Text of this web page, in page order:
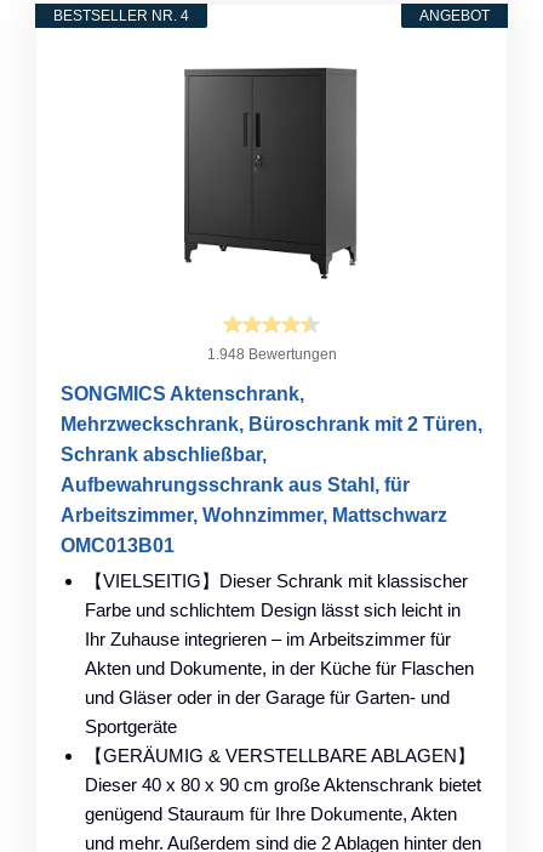
ANGEBOT
BESTSELLER NR. 4
1.948 Bewertungen
SONGMICS Aktenschrank,
Mehrzweckschrank, Büroschrank mit 2 Türen,
Schrank abschließbar,
Aufbewahrungsschrank aus Stahl, für
Arbeitszimmer, Wohnzimmer, Mattschwarz
OMC013B01
【VIELSEITIG】Dieser Schrank mit klassischer
Farbe und schlichtem Design lässt sich leicht in
Ihr Zuhause integrieren – im Arbeitszimmer für
Akten und Dokumente, in der Küche für Flaschen
und Gläser oder in der Garage für Garten- und
Sportgeräte
【GERÄUMIG & VERSTELLBARE ABLAGEN】
Dieser 40 x 80 x 90 cm große Aktenschrank bietet
genügend Stauraum für Ihre Dokumente, Akten
und mehr. Außerdem sind die 2 Ablagen hinter den